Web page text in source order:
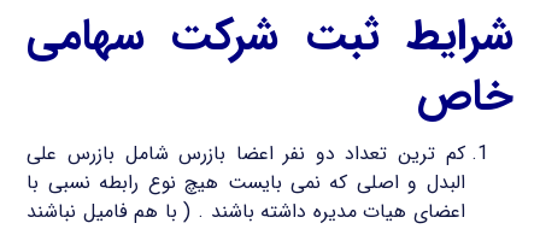
شرایط ثبت شرکت سهامی
خاص
کم ترین تعداد دو نفر اعضا بازرس شامل بازرس علی
البدل و اصلی که نمی بایست هیچ نوع رابطه نسبی با
اعضای هیات مدیره داشته باشند . ( با هم فامیل نباشند